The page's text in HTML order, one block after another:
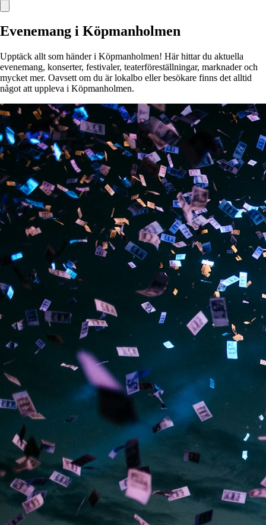
Evenemang i Köpmanholmen
Upptäck allt som händer i Köpmanholmen! Här hittar du aktuella
evenemang, konserter, festivaler, teaterföreställningar, marknader och
mycket mer. Oavsett om du är lokalbo eller besökare finns det alltid
något att uppleva i Köpmanholmen.